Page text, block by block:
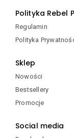
Polityka Rebel
Regulamin
Polityka
Sklep
Nowości
Bestsellery
Promocje
Social media